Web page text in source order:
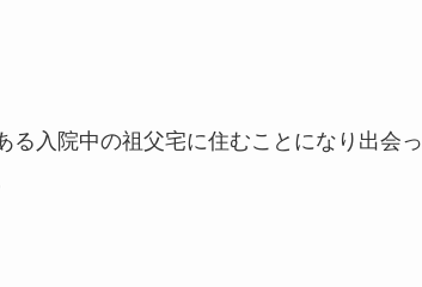
入院中の祖父宅に住むことになり出会っ